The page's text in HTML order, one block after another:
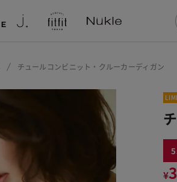
チュールコンビニット・クルーカーディガン
¥